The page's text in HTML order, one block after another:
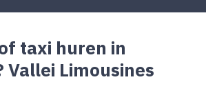
taxi huren in
Vallei Limousines